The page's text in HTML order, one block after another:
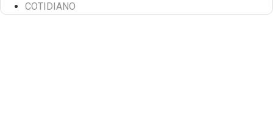
COTIDIANO